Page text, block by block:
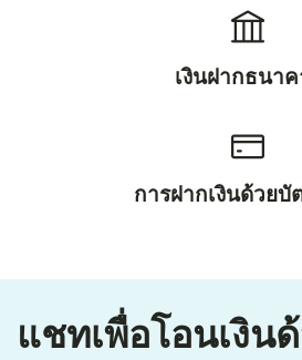
เงินฝากธนาค
การฝากเงินด้วยบั
แชทเพื่อโอนเงิน